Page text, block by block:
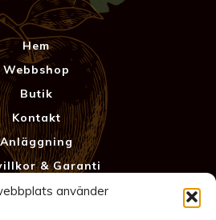
använder
Hem
Webbshop
Butik
Kontakt
Anläggning
& Garanti